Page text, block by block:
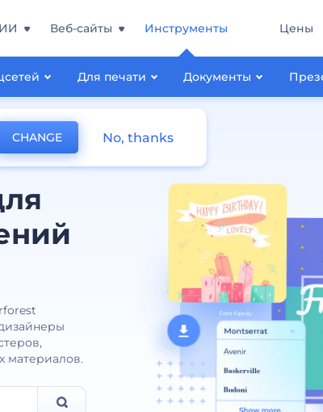
Веб-сайты Инструменты
Для печати Документы
Цены
материалов.
CHANGE No, thanks